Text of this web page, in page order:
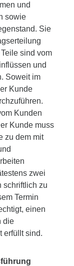
und
sowie
Sie
sind vom
und
Soweit im
Kunde
Kunden
Kunde muss
zu dem mit
zwei
schriftlich zu
Termin
einen
die
erfüllt sind.